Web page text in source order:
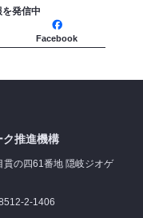
発信中
Facebook
ク推進機構
の四61番地 隠岐ジオゲ
2-1406